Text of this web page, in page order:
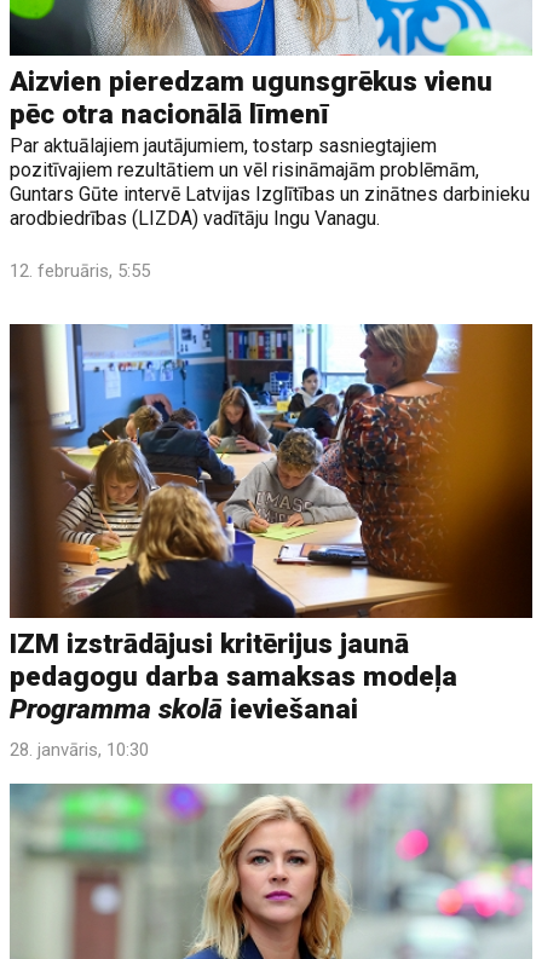
Aizvien pieredzam ugunsgrēkus vienu
pēc otra nacionālā līmenī
Par aktuālajiem jautājumiem, tostarp sasniegtajiem
pozitīvajiem rezultātiem un vēl risināmajām problēmām,
Guntars Gūte intervē Latvijas Izglītības un zinātnes darbinieku
arodbiedrības (LIZDA) vadītāju Ingu Vanagu.
12. februāris, 5:55
IZM izstrādājusi kritērijus jaunā
pedagogu darba samaksas modeļa
Programma skolā ieviešanai
28. janvāris, 10:30